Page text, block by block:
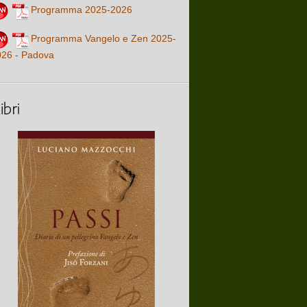
Programma 2025-2026
Programma Vangelo e Zen 2025-
- Padova